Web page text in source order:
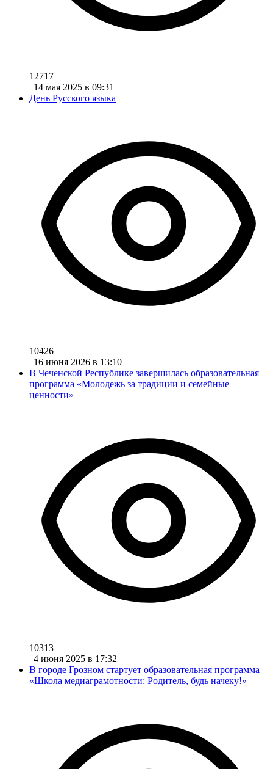
12717
| 14 мая 2025 в 09:31
День Русского языка
10426
| 16 июня 2026 в 13:10
В Чеченской Республике завершилась образовательная
программа «Молодежь за традиции и семейные
ценности»
10313
| 4 июня 2025 в 17:32
В городе Грозном стартует образовательная программа
«Школа медиаграмотности: Родитель, будь начеку!»